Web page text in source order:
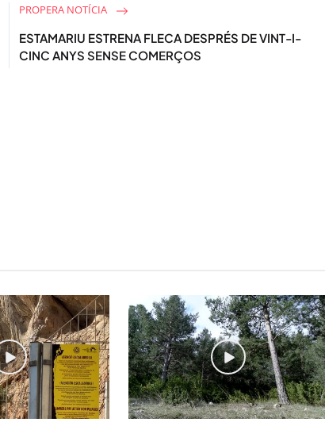
PROPERA NOTÍCIA
ESTAMARIU ESTRENA FLECA DESPRÉS DE VINT-I-
CINC ANYS SENSE COMERÇOS